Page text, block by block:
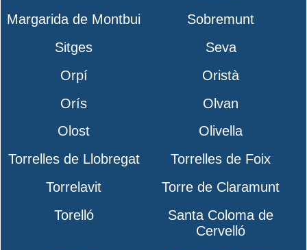
Margarida de Montbui
Sobremunt
Sitges
Seva
Orpí
Oristà
Orís
Olvan
Olost
Olivella
Torrelles de Llobregat
Torrelles de Foix
Torrelavit
Torre de Claramunt
Torelló
Santa Coloma de
Cervelló